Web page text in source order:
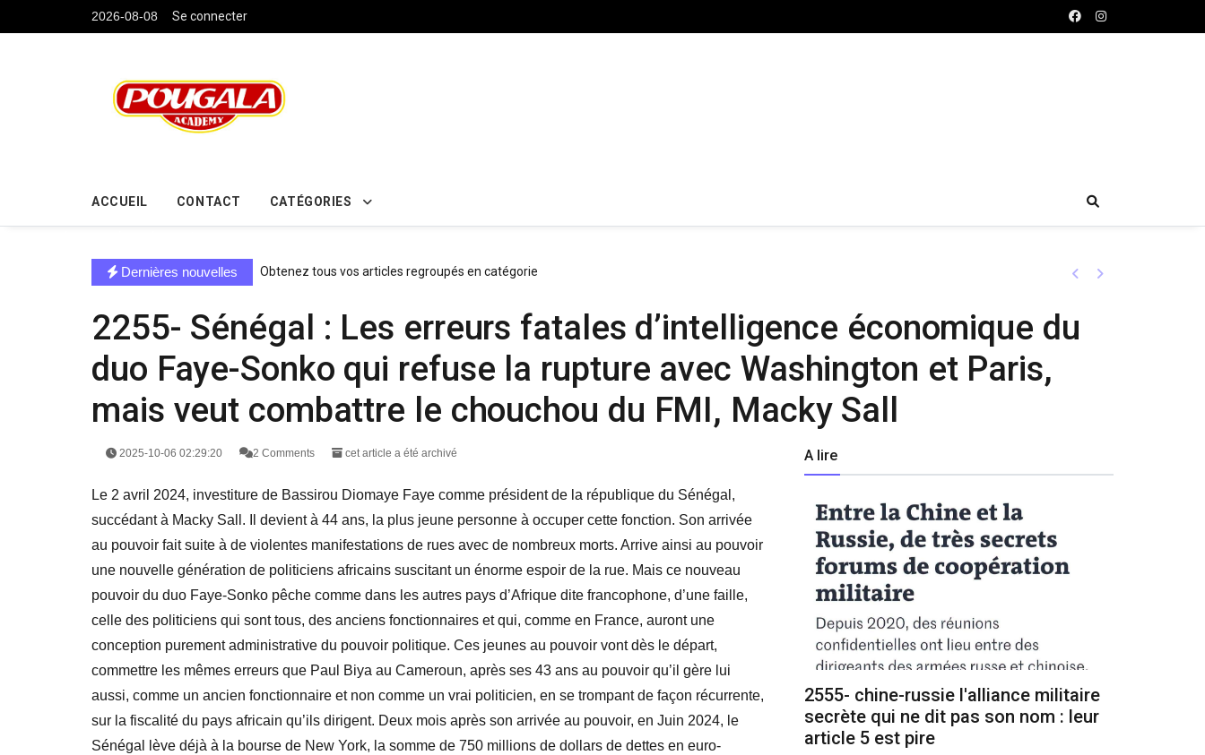
2026-08-08 Se connecter
ACCUEIL CONTACT CATÉGORIES
Dernières nouvelles Obtenez tous vos articles regroupés en catégorie
Previous
Next
2255- Sénégal : Les erreurs fatales d’intelligence économique du
duo Faye-Sonko qui refuse la rupture avec Washington et Paris,
mais veut combattre le chouchou du FMI, Macky Sall
2025-10-06 02:29:20 2 Comments cet article a été archivé
Le 2 avril 2024, investiture de Bassirou Diomaye Faye comme président de la république du Sénégal,
succédant à Macky Sall. Il devient à 44 ans, la plus jeune personne à occuper cette fonction. Son arrivée
au pouvoir fait suite à de violentes manifestations de rues avec de nombreux morts. Arrive ainsi au pouvoir
une nouvelle génération de politiciens africains suscitant un énorme espoir de la rue. Mais ce nouveau
pouvoir du duo Faye-Sonko pêche comme dans les autres pays d’Afrique dite francophone, d’une faille,
celle des politiciens qui sont tous, des anciens fonctionnaires et qui, comme en France, auront une
conception purement administrative du pouvoir politique. Ces jeunes au pouvoir vont dès le départ,
commettre les mêmes erreurs que Paul Biya au Cameroun, après ses 43 ans au pouvoir qu’il gère lui
aussi, comme un ancien fonctionnaire et non comme un vrai politicien, en se trompant de façon récurrente,
sur la fiscalité du pays africain qu’ils dirigent. Deux mois après son arrivée au pouvoir, en Juin 2024, le
Sénégal lève déjà à la bourse de New York, la somme de 750 millions de dollars de dettes en euro-
A lire
2555- chine-russie l'alliance militaire
secrète qui ne dit pas son nom : leur
article 5 est pire